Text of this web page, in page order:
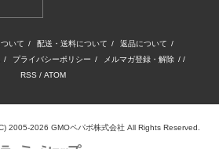
いて / 配送・送料について / 返品について /
/ プライバシーポリシー / メルマガ登録・解除 / /
RSS / ATOM
2005-2026 GMOペパボ株式会社 All Rights Reserved.